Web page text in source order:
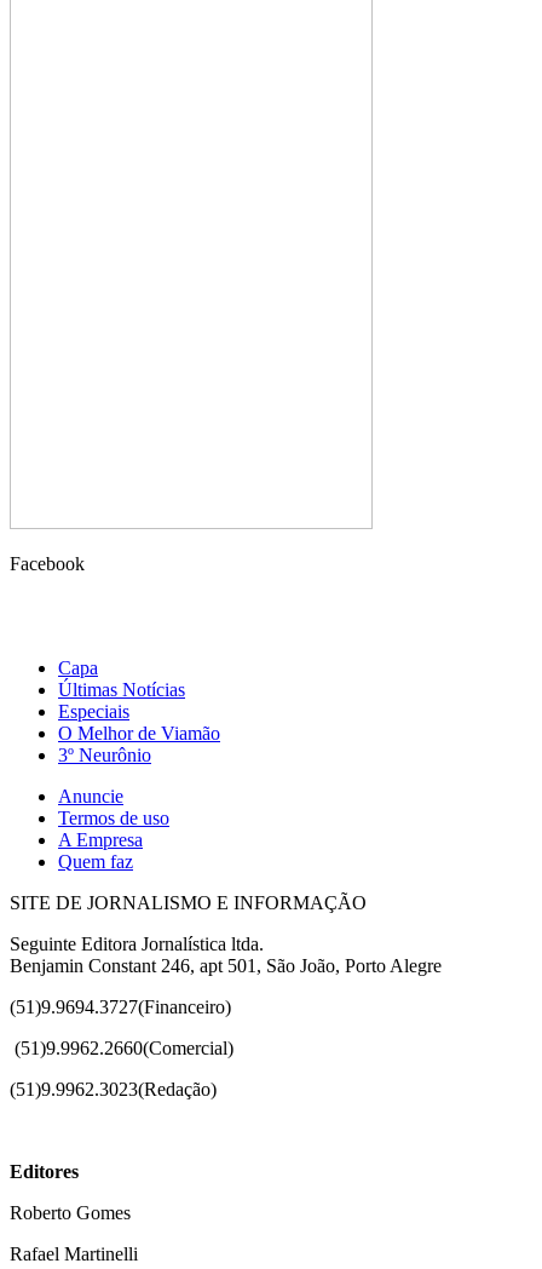
Facebook
Capa
Últimas Notícias
Especiais
O Melhor de Viamão
3º Neurônio
Anuncie
Termos de uso
A Empresa
Quem faz
SITE DE JORNALISMO E INFORMAÇÃO
Seguinte Editora Jornalística ltda.
Benjamin Constant 246, apt 501, São João, Porto Alegre
(51)9.9694.3727(Financeiro)
(51)9.9962.2660(Comercial)
(51)9.9962.3023(Redação)
Editores
Roberto Gomes
Rafael Martinelli